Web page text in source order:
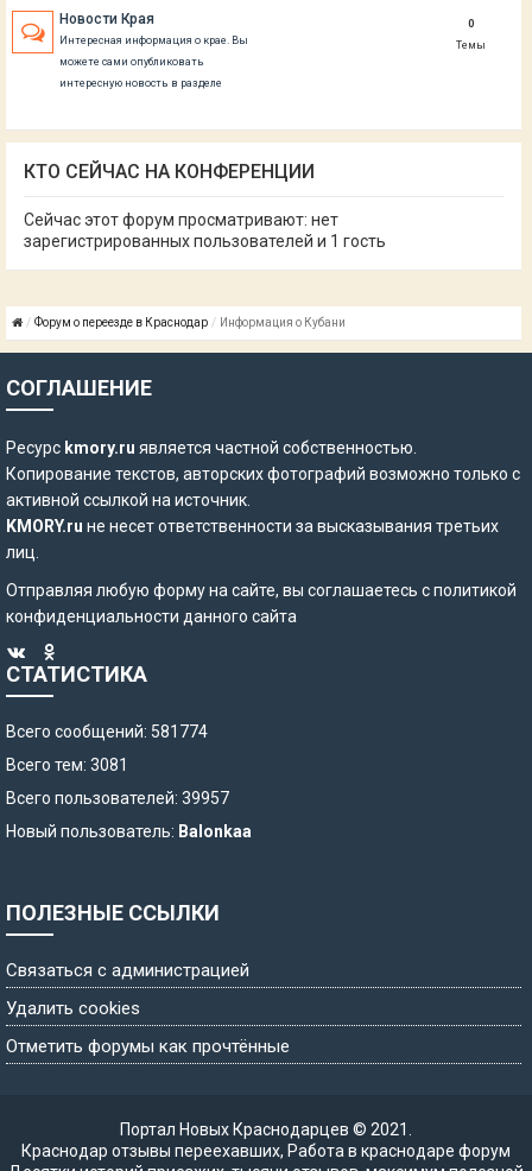
Новости Края
Интересная информация о крае. Вы
можете сами опубликовать
интересную новость в разделе
0
Темы
КТО СЕЙЧАС НА КОНФЕРЕНЦИИ
Сейчас этот форум просматривают: нет
зарегистрированных пользователей и 1 гость
Форум о переезде в Краснодар Информация о Кубани
СОГЛАШЕНИЕ
Ресурс kmory.ru является частной собственностью.
Копирование текстов, авторских фотографий возможно только с
активной ссылкой на источник.
KMORY.ru не несет ответственности за высказывания третьих
лиц.
Отправляя любую форму на сайте, вы соглашаетесь сполитикой
конфиденциальности данного сайта
СТАТИСТИКА
Всего сообщений: 581774
Всего тем: 3081
Всего пользователей: 39957
Новый пользователь: Balonkaa
ПОЛЕЗНЫЕ ССЫЛКИ
Связаться с администрацией
Удалить cookies
Отметить форумы как прочтённые
Портал Новых Краснодарцев © 2021.
Краснодар отзывы переехавших, Работа в краснодаре форум